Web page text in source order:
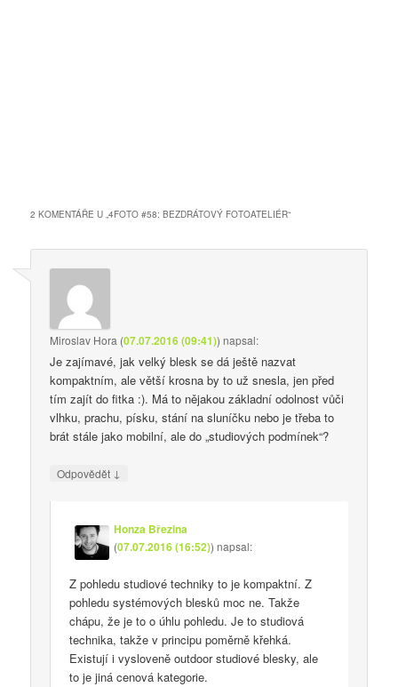
2 KOMENTÁŘE U „4FOTO #58: BEZDRÁTOVÝ FOTOATELIÉR“
Miroslav Hora (07.07.2016 (09:41))napsal:
Je zajímavé, jak velký blesk se dá ještě nazvat
kompaktním, ale větší krosna by to už snesla, jen před
tím zajít do fitka :). Má to nějakou základní odolnost vůči
vlhku, prachu, písku, stání na sluníčku nebo je třeba to
brát stále jako mobilní, ale do „studiových podmínek“?
Odpovědět ↓
Honza Březina
(07.07.2016 (16:52))napsal:
Z pohledu studiové techniky to je kompaktní. Z
pohledu systémových blesků moc ne. Takže
chápu, že je to o úhlu pohledu. Je to studiová
technika, takže v principu poměrně křehká.
Existují i vysloveně outdoor studiové blesky, ale
to je jiná cenová kategorie.